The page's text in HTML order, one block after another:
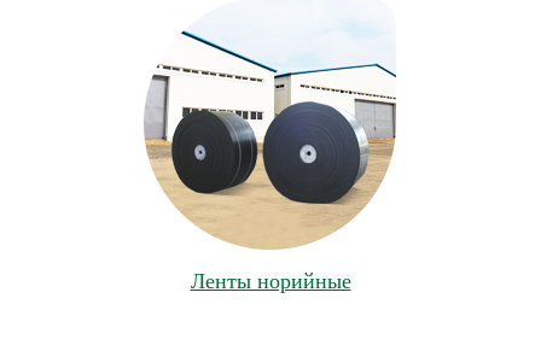
Ленты норийные